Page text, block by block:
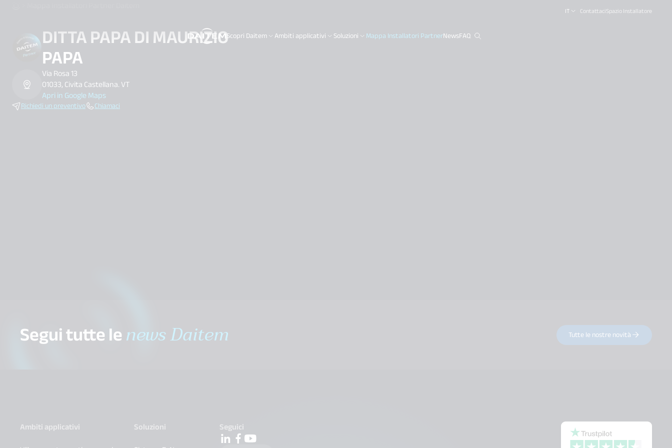
IT ContattaciSpazio Installatore
Scopri Daitem Ambiti applicativi Soluzioni Mappa Installatori PartnerNewsFAQ
search.label
DITTA PAPA DI MAURIZIO
PAPA
Via Rosa 13
01033, Civita Castellana. VT
Apri in Google Maps
Richiedi un preventivo Chiamaci
Segui tutte lenews Daitem Tutte le nostre novità
Ambiti applicativi
Soluzioni
Seguici